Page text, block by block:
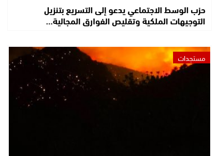
حزب الوسط الاجتماعي يدعو إلى التسريع بتنزيل
التوجيهات الملكية وتقليص الفوارق المجالية…
مستجدات